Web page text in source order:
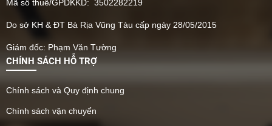
Mã số thuế/GPDKKD: 3502282219
Do sở KH & ĐT Bà Rịa Vũng Tàu cấp ngày 28/05/2015
Giám đốc: Phạm Văn Tường
CHÍNH SÁCH HỖ TRỢ
Chính sách và Quy định chung
Chính sách vận chuyển